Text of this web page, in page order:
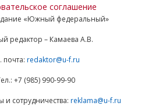
соглашение
«Южный федеральный»
редактор – Камаева А.В.
почта: redaktor@u-f.ru
+7 (985) 990-99-90
и сотрудничества: reklama@u-f.ru